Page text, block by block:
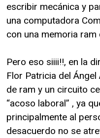
escribir mecánica y
una computadora
con una memoria
Pero eso siiii!!, en la
Flor Patricia del Ángel
de ram y un circuito
“acoso laboral” , ya
principalmente al
desacuerdo no se